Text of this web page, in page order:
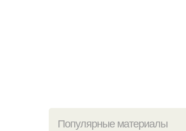
Популярные материалы